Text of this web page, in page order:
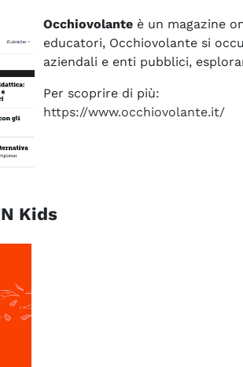
Occhiovolante è un magazine
educatori, Occhiovolante si
aziendali e enti pubblici,
Per scoprire di più:
https://www.occhiovolante.it/
Kids